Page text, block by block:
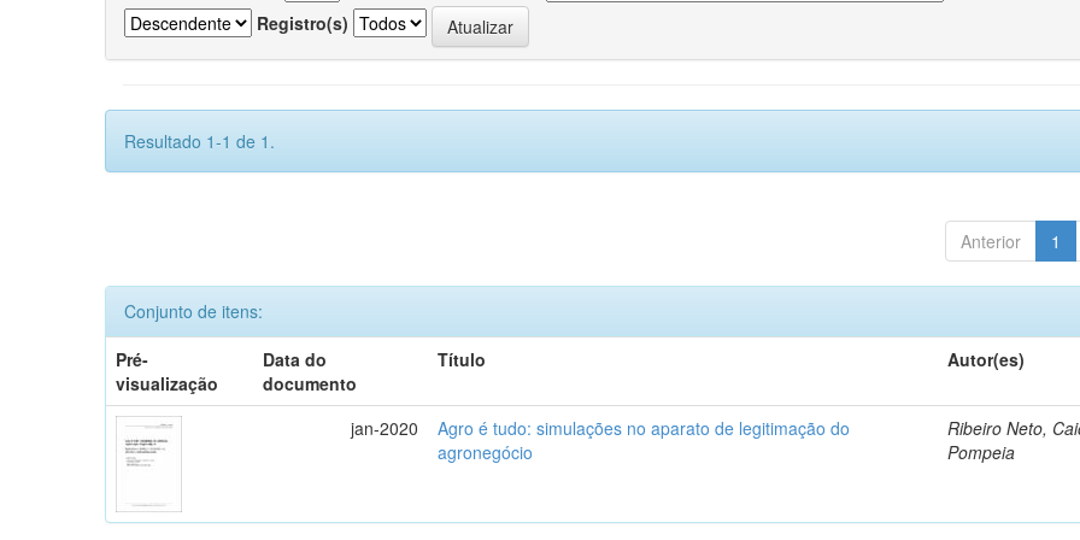
Registro(s)
Resultado 1-1 de 1.
Anterior 1
Conjunto de itens:
Pré-
visualização
Data do
documento
Título Autor(es)
jan-2020
Agro é tudo: simulações no aparato de legitimação do
agronegócio
Ribeiro Neto,
Pompeia